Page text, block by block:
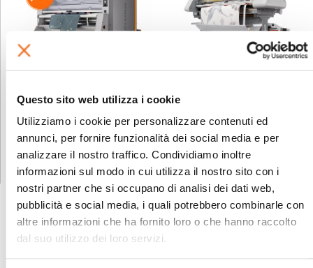
Questo sito web utilizza i cookie
Utilizziamo i cookie per personalizzare contenuti ed
annunci, per fornire funzionalità dei social media e per
analizzare il nostro traffico. Condividiamo inoltre
informazioni sul modo in cui utilizza il nostro sito con i
nostri partner che si occupano di analisi dei dati web,
pubblicità e social media, i quali potrebbero combinarle con
altre informazioni che ha fornito loro o che hanno raccolto
dal suo utilizzo dei loro servizi.
MIURA KATANA
per carta da parati con
sistema di taglio
innovativo
MIURA WALLPAPER
per carta da parati con
allineamento verticale
automatico